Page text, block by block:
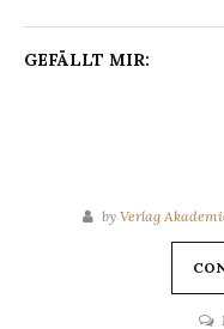
GEFÄLLT MIR:
by Verlag